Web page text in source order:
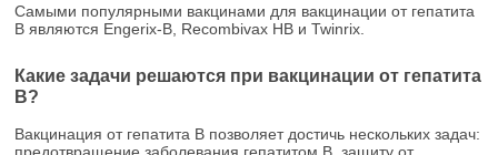
Самыми популярными вакцинами для вакцинации от гепатита
В являются Engerix-B, Recombivax HB и Twinrix.
Какие задачи решаются при вакцинации от гепатита
В?
Вакцинация от гепатита В позволяет достичь нескольких задач: